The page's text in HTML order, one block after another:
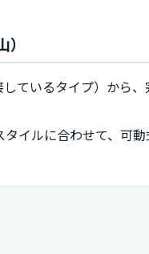
ているタイプ）から
イルに合わせて、可